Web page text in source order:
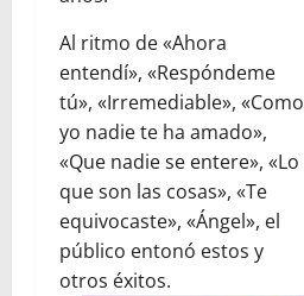
Al ritmo de «Ahora
entendí», «Respóndeme
tú», «Irremediable», «Como
yo nadie te ha amado»,
«Que nadie se entere», «Lo
que son las cosas», «Te
equivocaste», «Ángel», el
público entonó estos y
otros éxitos.